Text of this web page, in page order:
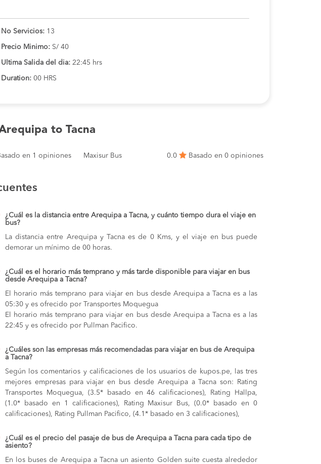
No Servicios: 13
Precio Minimo: S/ 40
Ultima Salida del dia: 22:45 hrs
Duration: 00 HRS
to Tacna
en 1 opiniones Maxisur Bus 0.0
Basado en 0 opiniones
¿Cuál es la distancia entre Arequipa a Tacna, y cuánto tiempo dura el viaje en
bus?
La distancia entre Arequipa y Tacna es de 0 Kms, y el viaje en bus puede
demorar un mínimo de 00 horas.
¿Cuál es el horario más temprano y más tarde disponible para viajar en bus
desde Arequipa a Tacna?
El horario más temprano para viajar en bus desde Arequipa a Tacna es a las
05:30 y es ofrecido por Transportes Moquegua
El horario más temprano para viajar en bus desde Arequipa a Tacna es a las
22:45 y es ofrecido por Pullman Pacifico.
¿Cuáles son las empresas más recomendadas para viajar en bus de Arequipa
a Tacna?
Según los comentarios y calificaciones de los usuarios de kupos.pe, las tres
mejores empresas para viajar en bus desde Arequipa a Tacna son: Rating
Transportes Moquegua, (3.5* basado en 46 calificaciones), Rating Hallpa,
(1.0* basado en 1 calificaciones), Rating Maxisur Bus, (0.0* basado en 0
calificaciones), Rating Pullman Pacifico, (4.1* basado en 3 calificaciones),
¿Cuál es el precio del pasaje de bus de Arequipa a Tacna para cada tipo de
asiento?
En los buses de Arequipa a Tacna un asiento Golden suite cuesta alrededor